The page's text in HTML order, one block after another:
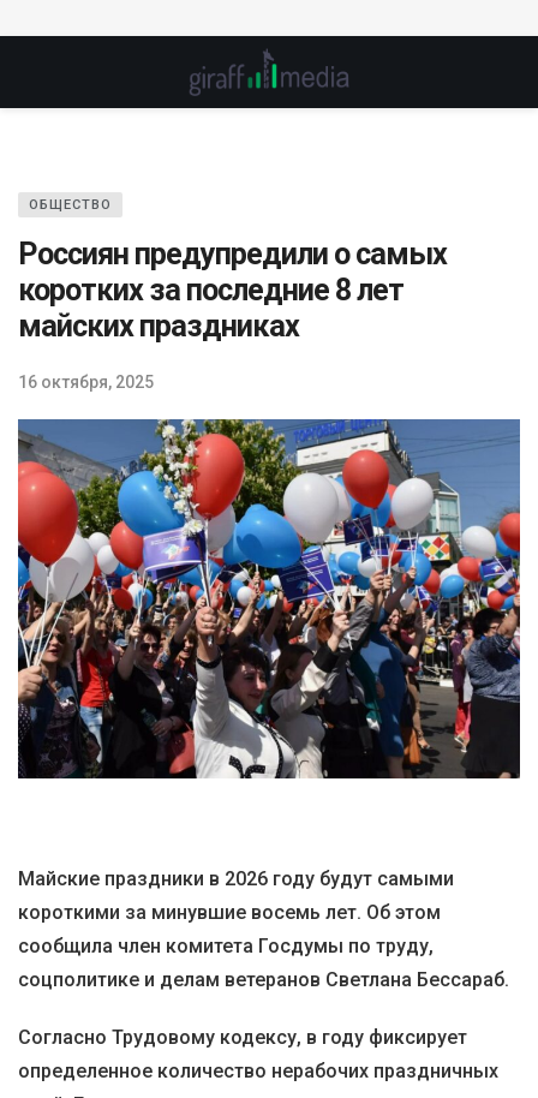
ОБЩЕСТВО
Россиян предупредили о самых
коротких за последние 8 лет
майских праздниках
16 октября, 2025
Майские праздники в 2026 году будут самыми
короткими за минувшие восемь лет. Об этом
сообщила член комитета Госдумы по труду,
соцполитике и делам ветеранов Светлана Бессараб.
Согласно Трудовому кодексу, в году фиксирует
определенное количество нерабочих праздничных